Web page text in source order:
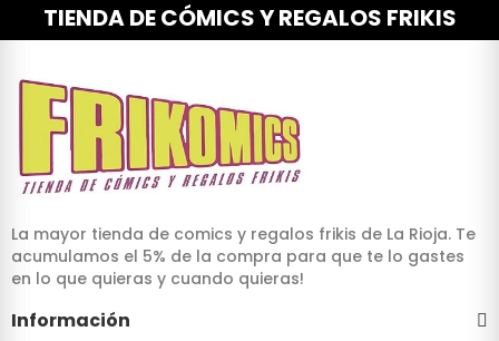
TIENDA DE CÓMICS Y REGALOS FRIKIS
La mayor tienda de comics y regalos frikis de La Rioja. Te
acumulamos el 5% de la compra para que te lo gastes
en lo que quieras y cuando quieras!
Información